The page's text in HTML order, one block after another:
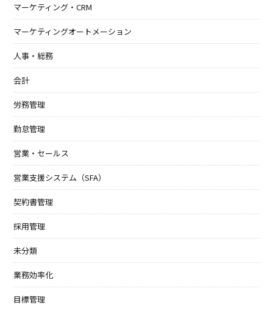
マーケティング・CRM
マーケティングオートメーション
人事・総務
会計
労務管理
勤怠管理
営業・セールス
営業支援システム（SFA）
契約書管理
採用管理
未分類
業務効率化
目標管理